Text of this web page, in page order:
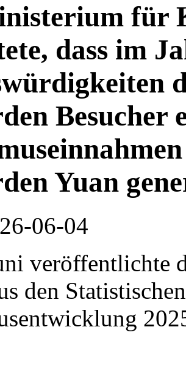
für
dass im
Besucher
Yuan
06-04
veröffentlichte
den